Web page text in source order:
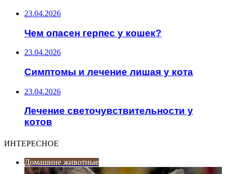
23.04.2026
Чем опасен герпес у кошек?
23.04.2026
Симптомы и лечение лишая у кота
23.04.2026
Лечение светочувствительности у
котов
ИНТЕРЕСНОЕ
Домашние животные